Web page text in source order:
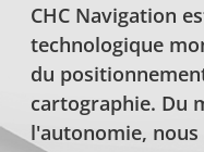
CHC Navigation
technologique
du
cartographie. Du
l'autonomie, nous